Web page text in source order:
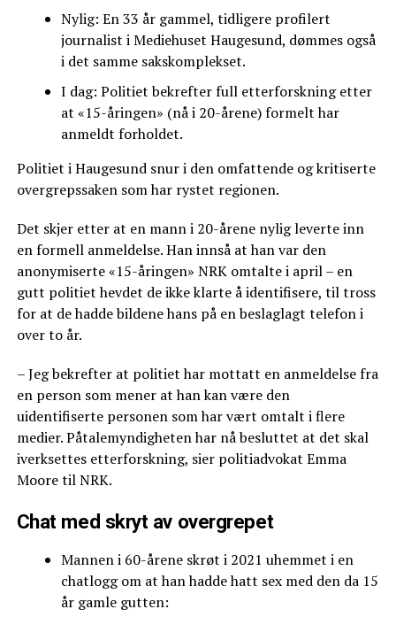
Nylig: En 33 år gammel, tidligere profilert
journalist i Mediehuset Haugesund, dømmes også
i det samme sakskomplekset.
I dag: Politiet bekrefter full etterforskning etter
at «15-åringen» (nå i 20-årene) formelt har
anmeldt forholdet.
Politiet i Haugesund snur i den omfattende og kritiserte
overgrepssaken som har rystet regionen.
Det skjer etter at en mann i 20-årene nylig leverte inn
en formell anmeldelse. Han innså at han var den
anonymiserte «15-åringen» NRK omtalte i april – en
gutt politiet hevdet de ikke klarte å identifisere, til tross
for at de hadde bildene hans på en beslaglagt telefon i
over to år.
– Jeg bekrefter at politiet har mottatt en anmeldelse fra
en person som mener at han kan være den
uidentifiserte personen som har vært omtalt i flere
medier. Påtalemyndigheten har nå besluttet at det skal
iverksettes etterforskning, sier politiadvokat Emma
Moore til NRK.
Chat med skryt av overgrepet
Mannen i 60-årene skrøt i 2021 uhemmet i en
chatlogg om at han hadde hatt sex med den da 15
år gamle gutten: